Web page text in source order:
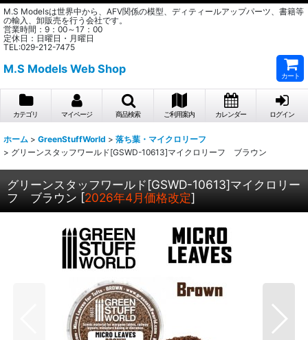
M.S Modelsは世界中から、AFV関係の模型、ディティールアップパーツ、書籍等
の輸入、卸販売を行う会社です。
営業時間：9：00～17：00
定休日：日曜日・月曜日
TEL:029-212-7475
M.S Models Web Shop
カート
カテゴリ マイページ 商品検索 ご利用案内 カレンダー ログイン
ホーム > GreenStuffWorld > 落ち葉・マイクロリーフ
> グリーンスタッフワールド[GSWD-10613]マイクロリーフ ブラウン
グリーンスタッフワールド[GSWD-10613]マイクロリー
フ ブラウン [2026年4月価格改定]